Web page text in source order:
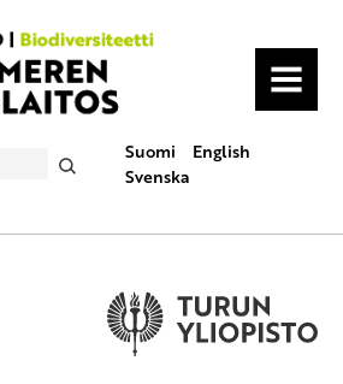
MENU
Suomi
English
Svenska